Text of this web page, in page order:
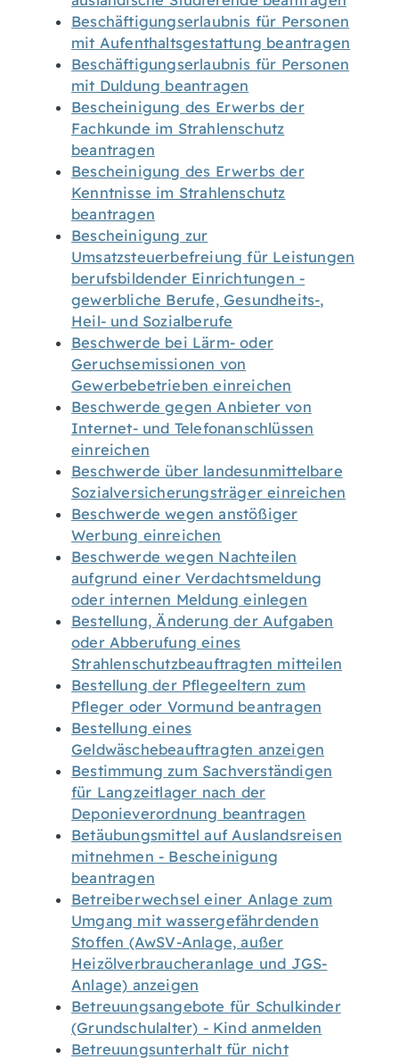
Beschäftigungserlaubnis für Personen
mit Aufenthaltsgestattung beantragen
Beschäftigungserlaubnis für Personen
mit Duldung beantragen
Bescheinigung des Erwerbs der
Fachkunde im Strahlenschutz
beantragen
Bescheinigung des Erwerbs der
Kenntnisse im Strahlenschutz
beantragen
Bescheinigung zur
Umsatzsteuerbefreiung für Leistungen
berufsbildender Einrichtungen -
gewerbliche Berufe, Gesundheits-,
Heil- und Sozialberufe
Beschwerde bei Lärm- oder
Geruchsemissionen von
Gewerbebetrieben einreichen
Beschwerde gegen Anbieter von
Internet- und Telefonanschlüssen
einreichen
Beschwerde über landesunmittelbare
Sozialversicherungsträger einreichen
Beschwerde wegen anstößiger
Werbung einreichen
Beschwerde wegen Nachteilen
aufgrund einer Verdachtsmeldung
oder internen Meldung einlegen
Bestellung, Änderung der Aufgaben
oder Abberufung eines
Strahlenschutzbeauftragten mitteilen
Bestellung der Pflegeeltern zum
Pfleger oder Vormund beantragen
Bestellung eines
Geldwäschebeauftragten anzeigen
Bestimmung zum Sachverständigen
für Langzeitlager nach der
Deponieverordnung beantragen
Betäubungsmittel auf Auslandsreisen
mitnehmen - Bescheinigung
beantragen
Betreiberwechsel einer Anlage zum
Umgang mit wassergefährdenden
Stoffen (AwSV-Anlage, außer
Heizölverbraucheranlage und JGS-
Anlage) anzeigen
Betreuungsangebote für Schulkinder
(Grundschulalter) - Kind anmelden
Betreuungsunterhalt für nicht